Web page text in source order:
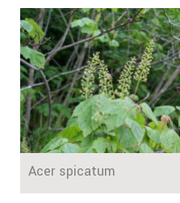
Acer spicatum